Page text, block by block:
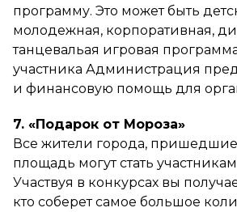
программу. Это может быть
молодежная, корпоративная,
танцевальая игровая
участника Администрация
и финансовую помощь для
7. «Подарок от Мороза»
Все жители города, пришедшие
площадь могут стать
Участвуя в конкурсах вы
кто соберет самое большое